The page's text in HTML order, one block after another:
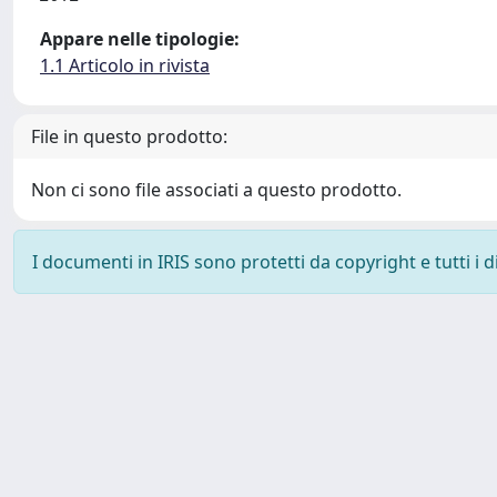
Appare nelle tipologie:
1.1 Articolo in rivista
File in questo prodotto:
Non ci sono file associati a questo prodotto.
I documenti in IRIS sono protetti da copyright e tutti i